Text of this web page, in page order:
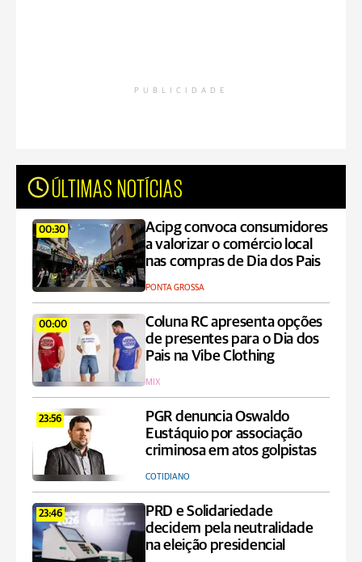
PUBLICIDADE
ÚLTIMAS NOTÍCIAS
00:30
Acipg convoca consumidores
a valorizar o comércio local
nas compras de Dia dos Pais
PONTA GROSSA
00:00
Coluna RC apresenta opções
de presentes para o Dia dos
Pais na Vibe Clothing
MIX
23:56
PGR denuncia Oswaldo
Eustáquio por associação
criminosa em atos golpistas
COTIDIANO
23:46
PRD e Solidariedade
decidem pela neutralidade
na eleição presidencial